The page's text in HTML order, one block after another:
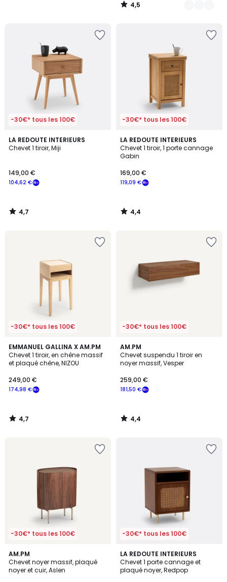
4,5
/
-30€* tous les 100€
LA REDOUTE INTERIEURS
Chevet 1 tiroir, Miji
104,62 €
149,00 €
4,7
/ 5
4,7
/
-30€* tous les 100€
LA REDOUTE INTERIEURS
Chevet 1 tiroir, 1 porte cannage
Gabin
119,09 €
169,00 €
4,4
/ 5
4,4
/
-30€* tous les 100€
EMMANUEL GALLINA X AM.PM
Chevet 1 tiroir, en chêne massif
et plaqué chêne, NIZOU
174,98 €
249,00 €
4,7
/ 5
4,7
/
-30€* tous les 100€
AM.PM
Chevet suspendu 1 tiroir en
noyer massif, Vesper
181,50 €
259,00 €
4,4
/ 5
4,4
/
-30€* tous les 100€
AM.PM
Chevet noyer massif, plaqué
noyer et cuir, Aslen
3,4
/ 5
-30€* tous les 100€
LA REDOUTE INTERIEURS
Chevet 1 porte cannage et
plaqué noyer, Redpop
4,8
/ 5